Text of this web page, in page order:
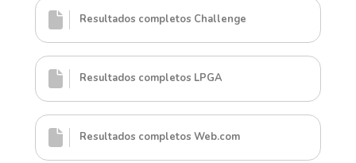
Resultados completos Challenge
Resultados completos LPGA
Resultados completos Web.com